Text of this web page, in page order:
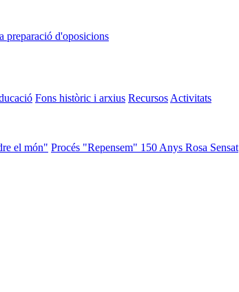
preparació d'oposicions
Fons històric i arxius Recursos Activitats
el món" Procés "Repensem" 150 Anys Rosa Sensat